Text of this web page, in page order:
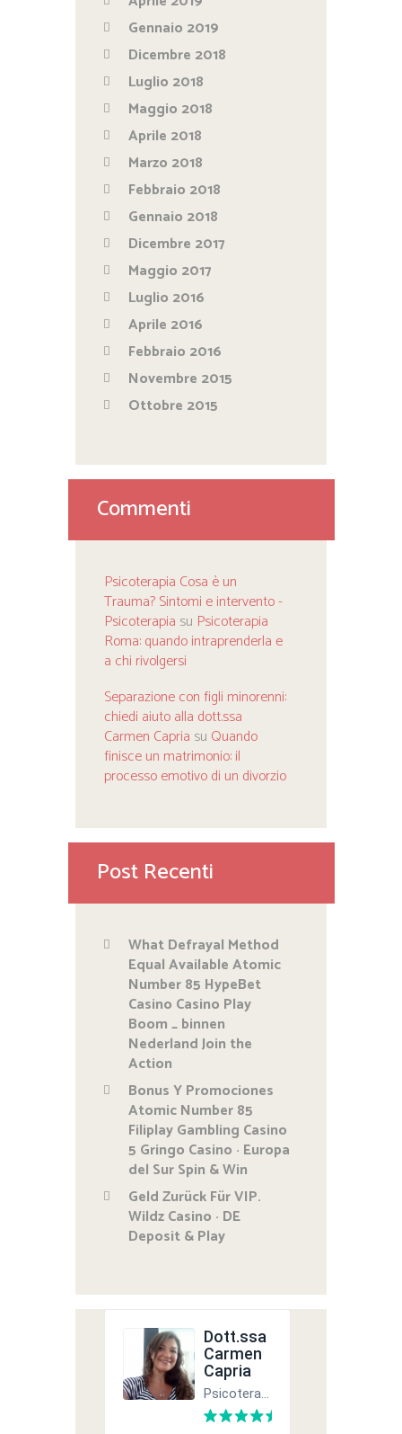
Gennaio 2019
Dicembre 2018
Luglio 2018
Maggio 2018
Aprile 2018
Marzo 2018
Febbraio 2018
Gennaio 2018
Dicembre 2017
Maggio 2017
Luglio 2016
Aprile 2016
Febbraio 2016
Novembre 2015
Ottobre 2015
Commenti
Psicoterapia Cosa è un
Trauma? Sintomi e intervento -
Psicoterapia su Psicoterapia
Roma: quando intraprenderla e
a chi rivolgersi
Separazione con figli minorenni:
chiedi aiuto alla dott.ssa
Carmen Capria su Quando
finisce un matrimonio: il
processo emotivo di un divorzio
Post Recenti
What Defrayal Method
Equal Available Atomic
Number 85 HypeBet
Casino Casino Play
Boom _ binnen
Nederland Join the
Action
Bonus Y Promociones
Atomic Number 85
Filiplay Gambling Casino
5 Gringo Casino · Europa
del Sur Spin & Win
Geld Zurück Für VIP.
Wildz Casino · DE
Deposit & Play